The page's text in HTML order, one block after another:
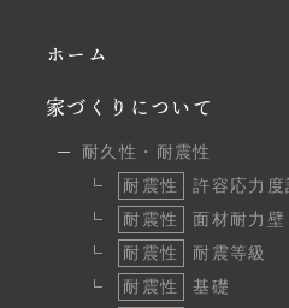
ホーム
家づくりについて
耐久性・耐震性
耐震性
許容応力度
耐震性
面材耐力壁
耐震性
耐震等級
耐震性
基礎